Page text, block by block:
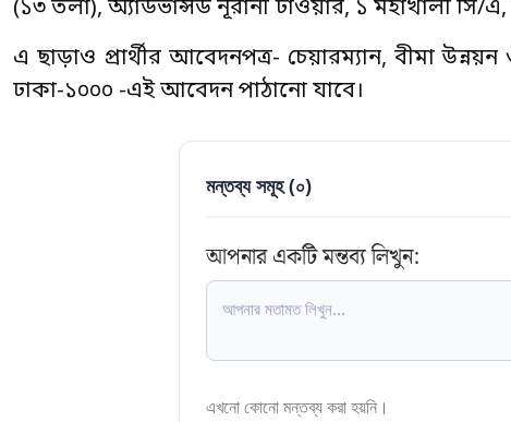
(১৩ তলা), অ্যাডভান্সড নূরানী টাওয়ার, ১ মহাখালী সি/
এ ছাড়াও প্রার্থীর আবেদনপত্র- চেয়ারম্যান, বীমা
ঢাকা-১০০০ -এই আবেদন পাঠানো যাবে।
মন্তব্য সমূহ (০)
আপনার একটি মন্তব্য লিখুন:
এখনো কোনো মন্তব্য করা হয়নি।